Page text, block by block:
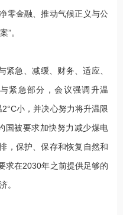
零金融、推动气候正义与公
”。
紧急、减缓、财务、适应、
紧急部分，会议强调升温
小，并决心努力将升温限
国被要求加快努力减少煤电
，保护、保存和恢复自然和
求在2030年之前提供足够的
。